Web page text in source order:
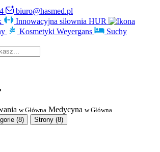
biuro@hasmed.pl
Innowacyjna siłownia HUR
Kosmetyki Weyergans
Suchy
w Główna Medycyna w Główna
(8) Strony (8)